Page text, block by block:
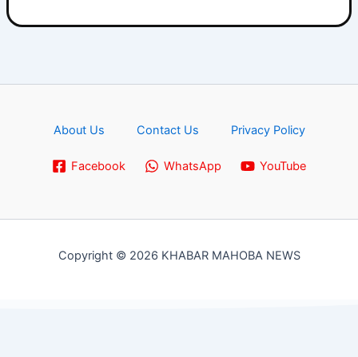
About Us Contact Us Privacy Policy
Facebook WhatsApp YouTube
Copyright © 2026 KHABAR MAHOBA NEWS